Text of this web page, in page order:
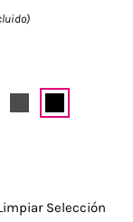
Selección